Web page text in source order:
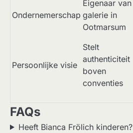
Ondernemerschap
Eigenaar van
galerie in
Ootmarsum
Persoonlijke visie
Stelt
authenticiteit
boven
conventies
FAQs
Heeft Bianca Frölich kinderen?